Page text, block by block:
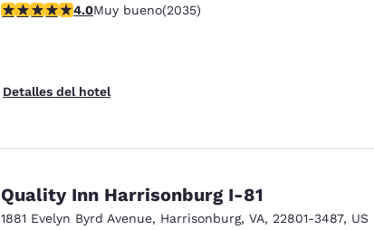
Free Hot Breakfast
calificación de 4.03 estrellas. Muy bueno. 2035 reseñas
4.0Muy bueno(2035)
Detalles del hotel
Quality Inn Harrisonburg I-81
1881 Evelyn Byrd Avenue, Harrisonburg, VA, 22801-3487, US